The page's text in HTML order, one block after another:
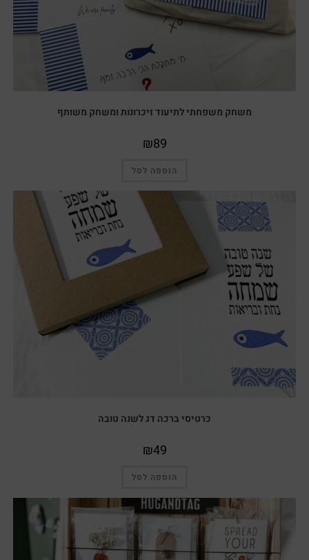
משחק משפחתי לתיעוד זיכרונות ומשחק משותף
₪89
הוספה לסל
כרטיסי ברכה דג לשנה טובה
₪49
הוספה לסל